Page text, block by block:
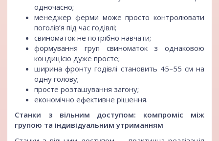
одночасно;
менеджер ферми може просто контролювати
поголів’я під час годівлі;
свиноматок не потрібно навчати;
формування груп свиноматок з однаковою
кондицією дуже просте;
ширина фронту годівлі становить 45–55 см на
одну голову;
просте розташування загону;
економічно ефективне рішення.
Станки з вільним доступом: компроміс між
групою та індивідуальним утриманням